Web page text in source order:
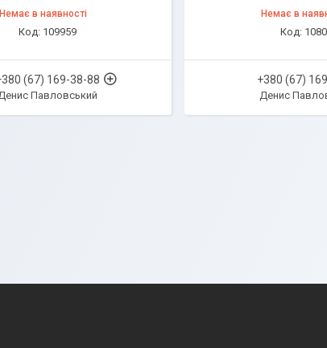
Немає в наявності
109959
(67) 169-38-88
Павловський
Немає в
+380 (67)
Денис